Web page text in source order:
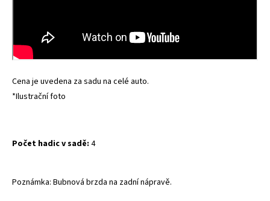
Cena je uvedena za sadu na celé auto.
*Ilustrační foto
Počet hadic v sadě: 4
Poznámka: Bubnová brzda na zadní nápravě.